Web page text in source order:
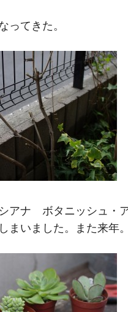
ってきた。
アナ ボタニッシュ・
まいました。また来年。